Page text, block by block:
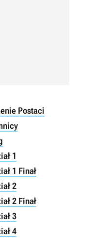
Postaci
1
1 Finał
2
2 Finał
3
4